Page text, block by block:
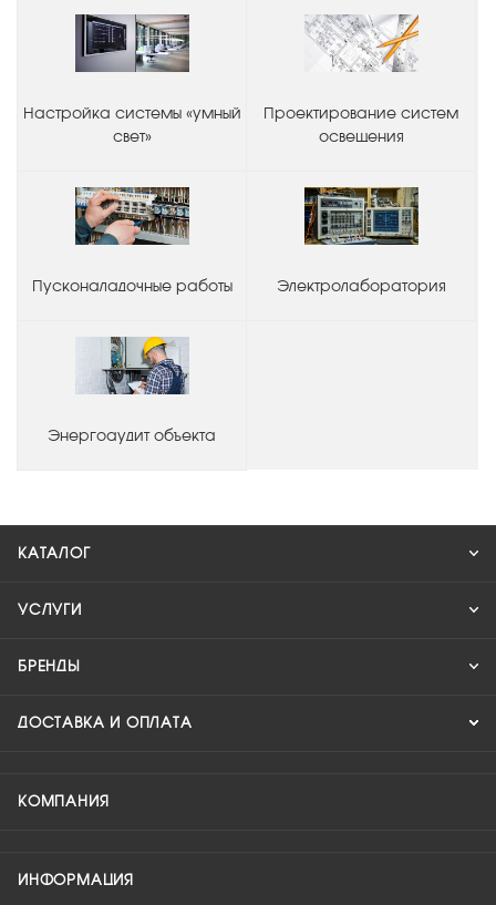
Настройка системы «умный
свет»
Проектирование систем
освещения
Пусконаладочные работы Электролаборатория
Энергоаудит объекта
КАТАЛОГ
УСЛУГИ
БРЕНДЫ
ДОСТАВКА И ОПЛАТА
КОМПАНИЯ
ИНФОРМАЦИЯ